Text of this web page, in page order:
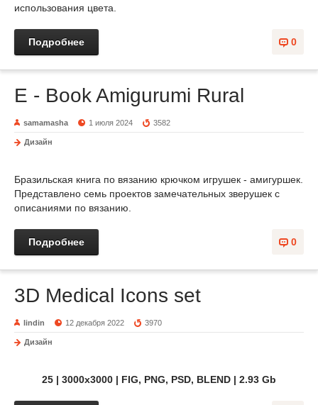
использования цвета.
0
Подробнее
E - Book Amigurumi Rural
samamasha 1 июля 2024 3582
Дизайн
Бразильская книга по вязанию крючком игрушек - амигуршек.
Представлено семь проектов замечательных зверушек с
описаниями по вязанию.
0
Подробнее
3D Medical Icons set
lindin 12 декабря 2022 3970
Дизайн
25 | 3000x3000 | FIG, PNG, PSD, BLEND | 2.93 Gb